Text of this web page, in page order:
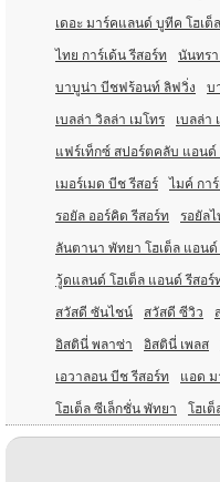
เดอะ มาร์คแลนด์ บูทีค โฮเต็ล
ไทย การ์เด้น รีสอร์ท นันทรา
บาบูน่า บีชฟร้อนท์ ลิฟวิ่ง บ
เบลล่า วิลล่า เมโทร เบลล่า
แฟร์เท็กซ์ สปอร์ตคลับ แอนด์
เมอร์เมด บีช รีสอร์ ไมค์ กา
รอยัล ออร์คิด รีสอร์ท รอยัล
ลันตานา พัทยา โฮเต็ล แอนด์
วู้ดแลนด์ โฮเต็ล แอนด์ รีสอร์
สวัสดี ซันไชน์ สวัสดี ซีวิว
อิสตินี่ พลาซ่า อิสตินี่ เพลส
เอวาลอน บีช รีสอร์ท แอด ม
โฮเต็ล ซีเล็กชั่น พัทยา โฮเ